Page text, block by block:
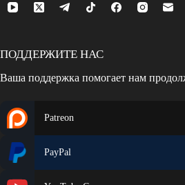
ПОДДЕРЖИТЕ НАС
Ваша поддержка помогает нам
Patreon
PayPal